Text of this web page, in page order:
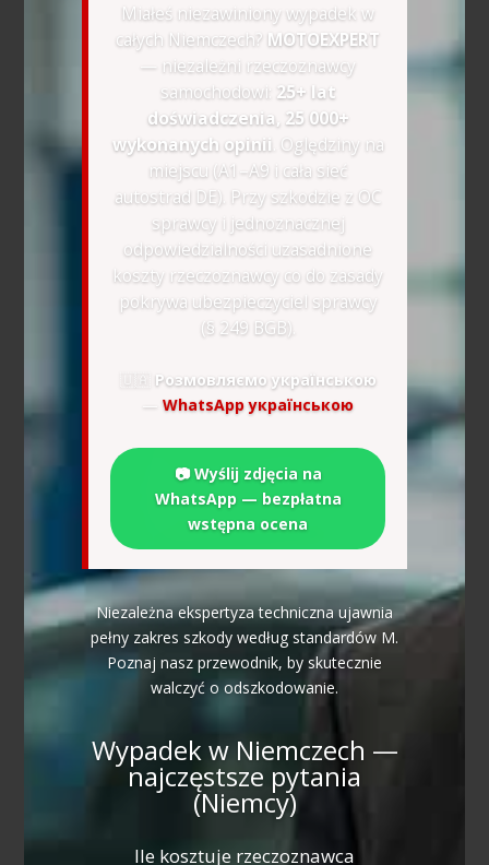
Miałeś niezawiniony wypadek w
całych Niemczech? MOTOEXPERT
— niezależni rzeczoznawcy
samochodowi: 25+ lat
doświadczenia, 25 000+
wykonanych opinii . Oględziny na
miejscu (A1–A9 i cała sieć
autostrad DE). Przy szkodzie z OC
sprawcy i jednoznacznej
odpowiedzialności uzasadnione
koszty rzeczoznawcy co do zasady
pokrywa ubezpieczyciel sprawcy
(§ 249 BGB).
🇺🇦 Розмовляємо українською
— WhatsApp українською
📷 Wyślij zdjęcia na
WhatsApp — bezpłatna
wstępna ocena
Niezależna ekspertyza techniczna ujawnia
pełny zakres szkody według standardów M.
Poznaj nasz przewodnik, by skutecznie
walczyć o odszkodowanie.
Wypadek w Niemczech —
najczęstsze pytania
(Niemcy)
Ile kosztuje rzeczoznawca